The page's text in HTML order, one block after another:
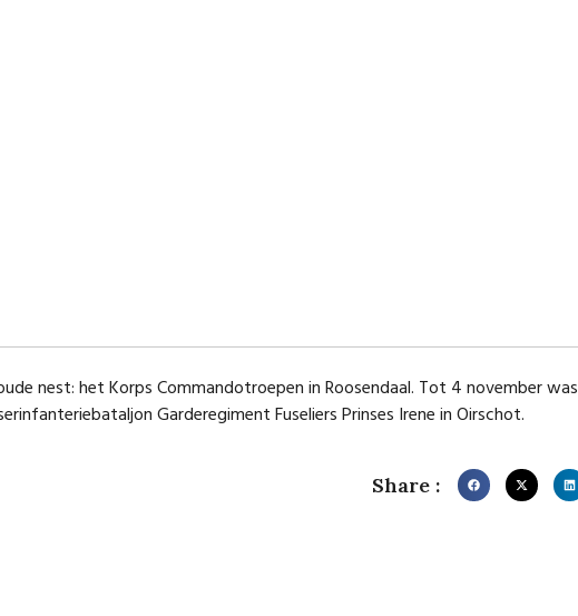
nest: het Korps Commandotroepen in Roosendaal. Tot 4 november was
Garderegiment Fuseliers Prinses Irene in Oirschot.
Share :